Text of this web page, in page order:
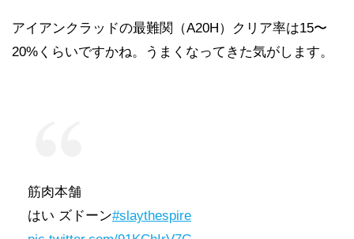
アイアンクラッドの最難関（A20H）クリア率は15〜
20%くらいですかね。うまくなってきた気がします。
筋肉本舗
はい ズドーン#slaythespire